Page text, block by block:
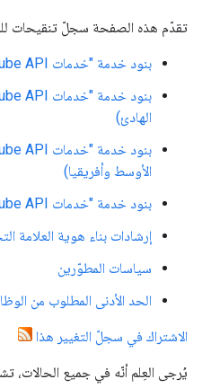
تقدّم هذه الصفحة سجلّ تنقيحات
بنود خدمة "خدمات YouTube API" (الأمريكتان)
الهادئ)
الأوسط وأفريقيا)
بنود خدمة "خدمات YouTube API" (روسيا)
إرشادات بناء هوية العلامة
سياسات المطوّرين
الحد الأدنى المطلوب من
الاشتراك في سجلّ التغيير هذا
يُرجى العِلم أنّه في جميع الحالات،